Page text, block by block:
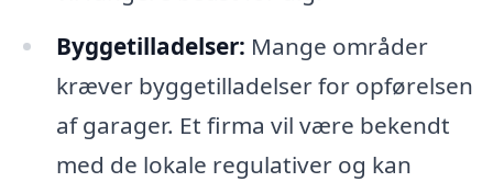
Byggetilladelser: Mange områder
kræver byggetilladelser for opførelsen
af garager. Et firma vil være bekendt
med de lokale regulativer og kan